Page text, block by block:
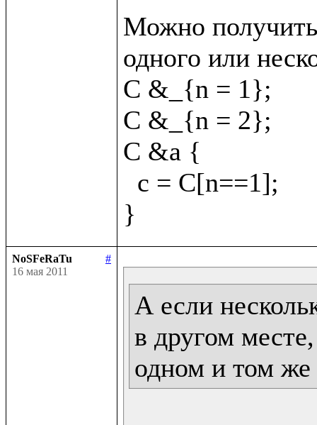
Можно
одного или
C &_{n = 1};
C &_{n = 2};
C &a {
NoSFeRaTu
#
16 мая 2011
А если
в другом
одном и том же